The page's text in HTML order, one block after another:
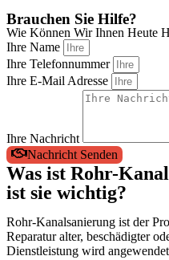
Brauchen Sie Hilfe?
Wie Können Wir Ihnen Heute
Ihre Name
Ihre Telefonnummer
Ihre E-Mail Adresse
Ihre Nachricht
Nachricht Senden
Was ist Rohr-
ist sie wichtig?
Rohr-Kanalsanierung ist der
Reparatur alter, beschädigter
Dienstleistung wird